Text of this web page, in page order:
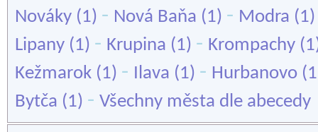
Nováky (1) - Nová Baňa (1) - Modra
Lipany (1) - Krupina (1) - Krompachy
Kežmarok (1) - Ilava (1) - Hurbanovo
Bytča (1) - Všechny města dle abecedy